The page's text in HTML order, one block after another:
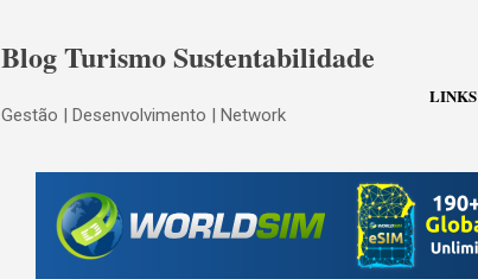
Blog Turismo Sustentabilidade
Gestão | Desenvolvimento | Network
LINKS